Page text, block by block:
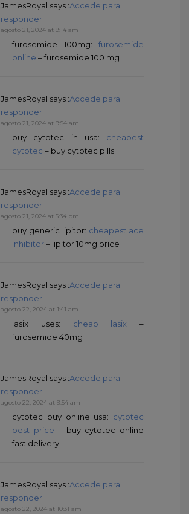
JamesRoyal says :Accede para
responder
agosto 21, 2024 at 9:14 am
furosemide 100mg: furosemide
online – furosemide 100 mg
JamesRoyal says :Accede para
responder
agosto 21, 2024 at 9:54 am
buy cytotec in usa: cheapest
cytotec – buy cytotec pills
JamesRoyal says :Accede para
responder
agosto 21, 2024 at 5:34 pm
buy generic lipitor: cheapest ace
inhibitor– lipitor 10mg price
JamesRoyal says :Accede para
responder
agosto 22, 2024 at 1:41 am
lasix uses: cheap lasix –
furosemide 40mg
JamesRoyal says :Accede para
responder
agosto 22, 2024 at 9:54 am
cytotec buy online usa: cytotec
best price – buy cytotec online
fast delivery
JamesRoyal says :Accede para
responder
agosto 22, 2024 at 10:31 am